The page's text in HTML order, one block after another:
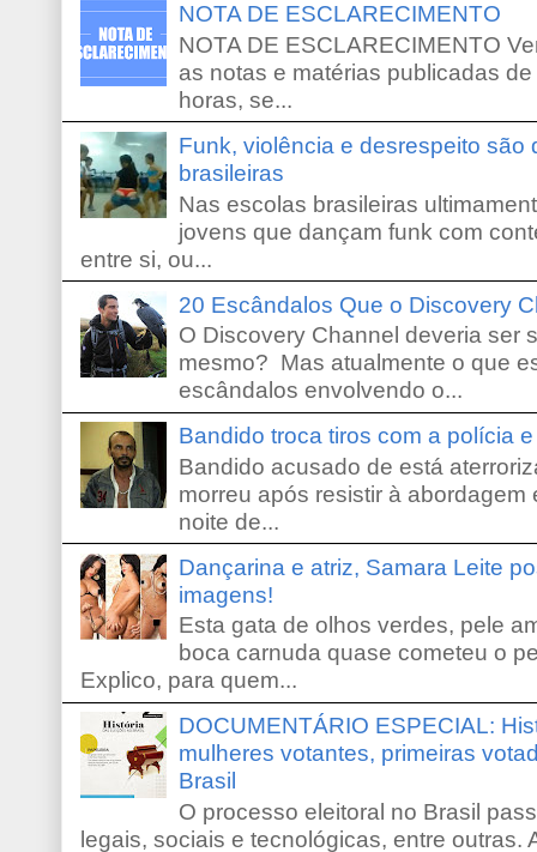
NOTA DE ESCLARECIMENTO
NOTA DE ESCLARECIMENTO
as notas e matérias publicadas
horas, se...
Funk, violência e desrespeito são
brasileiras
Nas escolas brasileiras
jovens que dançam funk com
entre si, ou...
20 Escândalos Que o Discovery
O Discovery Channel deveria ser
mesmo? Mas atualmente o que
escândalos envolvendo o...
Bandido troca tiros com a polícia
Bandido acusado de está
morreu após resistir à
noite de...
Dançarina e atriz, Samara Leite
imagens!
Esta gata de olhos verdes, pele
boca carnuda quase cometeu o
Explico, para quem...
DOCUMENTÁRIO ESPECIAL:
mulheres votantes, primeiras
Brasil
O processo eleitoral no Brasil
legais, sociais e tecnológicas, entre outras.